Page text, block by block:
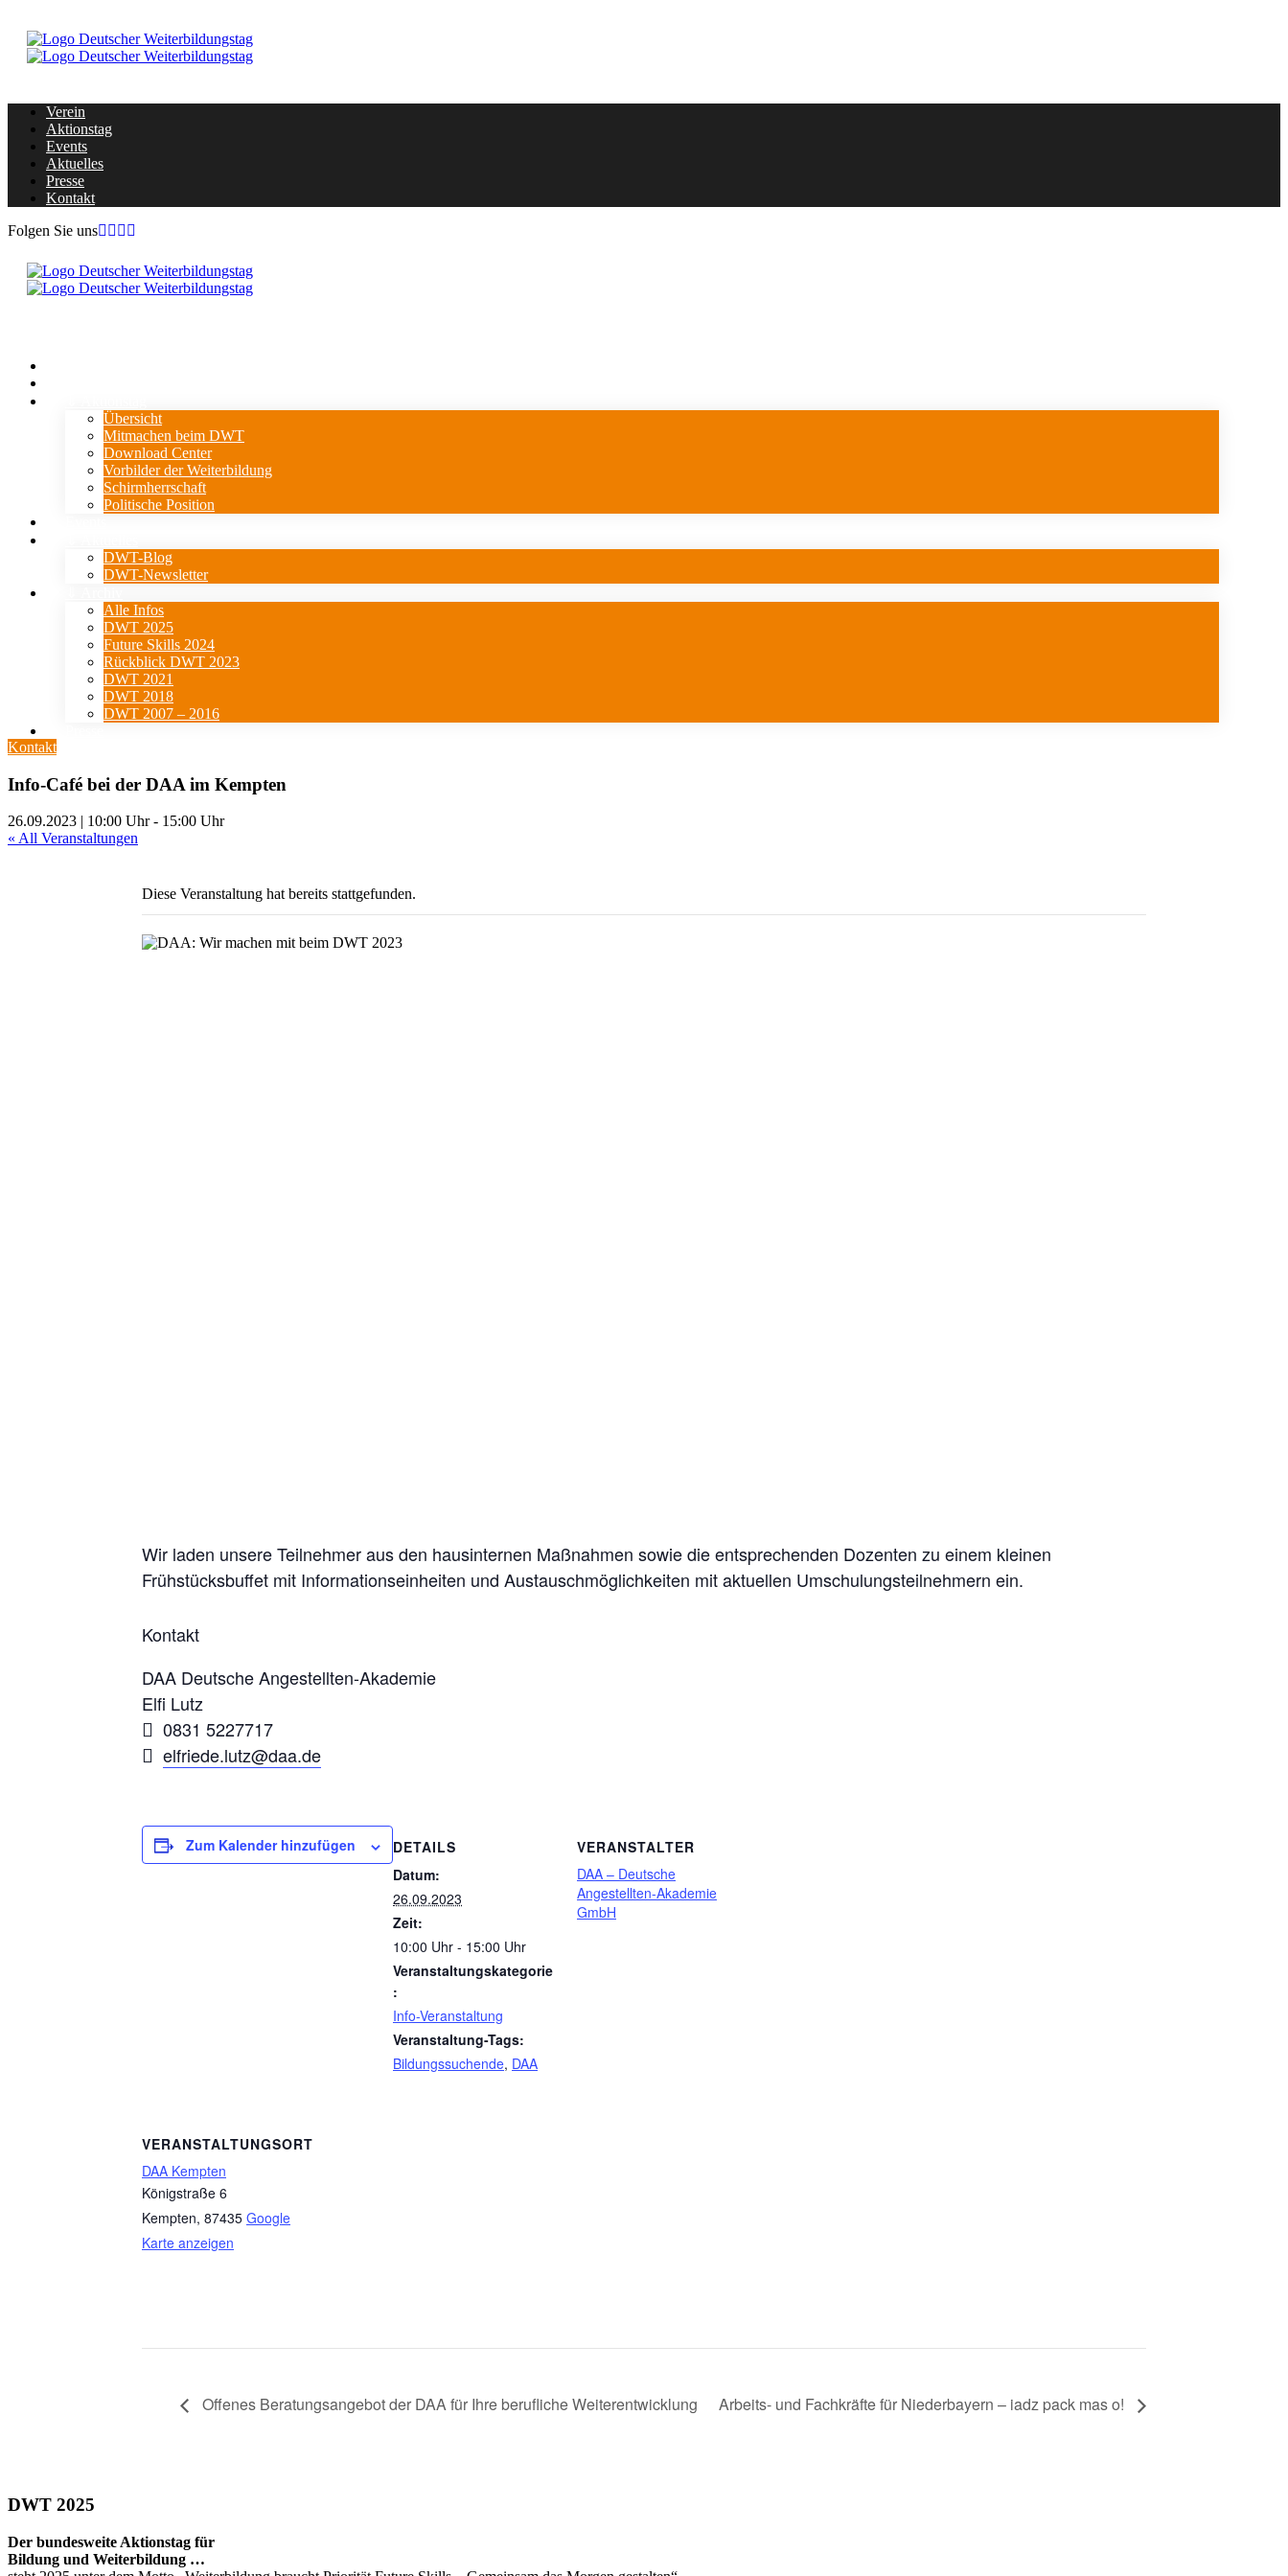
Verein
Aktionstag
Events
Aktuelles
Presse
Kontakt
Folgen Sie uns
Übersicht
Mitmachen beim DWT
Download Center
Vorbilder der Weiterbildung
Schirmherrschaft
Politische Position
DWT-Blog
DWT-Newsletter
Alle Infos
DWT 2025
Future Skills 2024
Rückblick DWT 2023
DWT 2021
DWT 2018
DWT 2007 – 2016
Kontakt
Info-Café bei der DAA im Kempten
26.09.2023 | 10:00 Uhr- 15:00 Uhr
« All Veranstaltungen
Diese Veranstaltung hat bereits stattgefunden.
Wir laden unsere Teilnehmer aus den hausinternen Maßnahmen sowie die entsprechenden Dozenten zu einem kleinen
Frühstücksbuffet mit Informationseinheiten und Austauschmöglichkeiten mit aktuellen Umschulungsteilnehmern ein.
Kontakt
DAA Deutsche Angestellten-Akademie
Elfi Lutz
0831 5227717
elfriede.lutz@daa.de
Zum Kalender hinzufügen
DETAILS
Datum:
26.09.2023
Zeit:
10:00 Uhr - 15:00 Uhr
Veranstaltungskategorie
:
Info-Veranstaltung
Veranstaltung-Tags:
Bildungssuchende, DAA
VERANSTALTER
DAA – Deutsche
Angestellten-Akademie
GmbH
VERANSTALTUNGSORT
DAA Kempten
Königstraße 6
Kempten, 87435 Google
Karte anzeigen
Offenes Beratungsangebot der DAA für Ihre berufliche Weiterentwicklung Arbeits- und Fachkräfte für Niederbayern – iadz pack mas o!
DWT 2025
Der bundesweite Aktionstag für
Bildung und Weiterbildung …